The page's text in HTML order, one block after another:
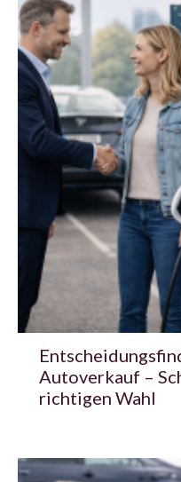
Autoverkauf –
richtigen Wahl